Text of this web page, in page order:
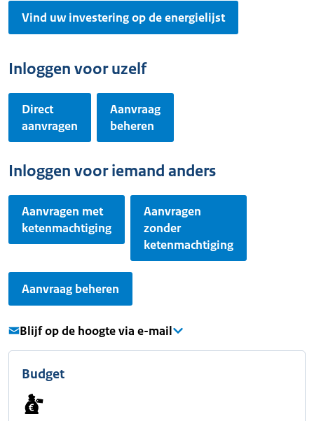
Vind uw investering op de energielijst
Inloggen voor uzelf
Direct
aanvragen
Aanvraag
beheren
Inloggen voor iemand anders
Aanvragen met
ketenmachtiging
Aanvragen
zonder
ketenmachtiging
Aanvraag beheren
Blijf op de hoogte via e-mail
Budget